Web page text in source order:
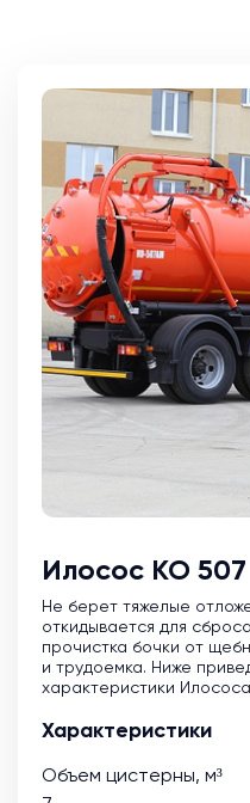
Илосос КО 507
Не берет тяжелые
откидывается для
прочистка бочки от
и трудоемка. Ниже
характеристики
Характеристики
Объем цистерны, м³